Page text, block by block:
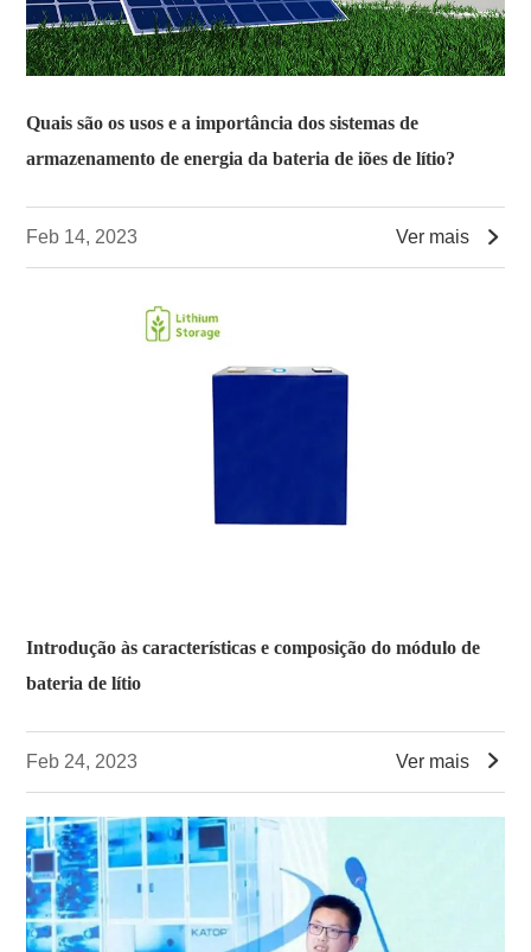
Quais são os usos e a importância dos sistemas de
armazenamento de energia da bateria de iões de lítio?
Feb 14, 2023 Ver mais 
Introdução às características e composição do módulo de
bateria de lítio
Feb 24, 2023 Ver mais 